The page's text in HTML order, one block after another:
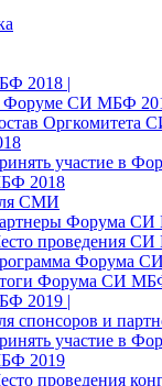
2018 |
СИ МБФ
Оргкомитета
участие в
2018
СМИ
Форума
проведения
Форума
Форума СИ
2019 |
спонсоров и
участие в
2019
проведения